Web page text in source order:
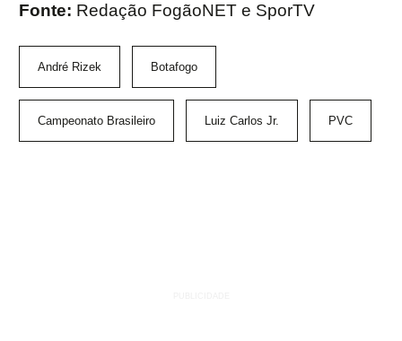
Fonte: Redação FogãoNET e SporTV
André Rizek Botafogo
Campeonato Brasileiro Luiz Carlos Jr. PVC